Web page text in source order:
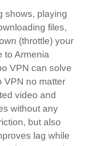
shows, playing
files,
(throttle) your
to Armenia
VPN can solve
VPN no matter
video and
without any
but also
lag while